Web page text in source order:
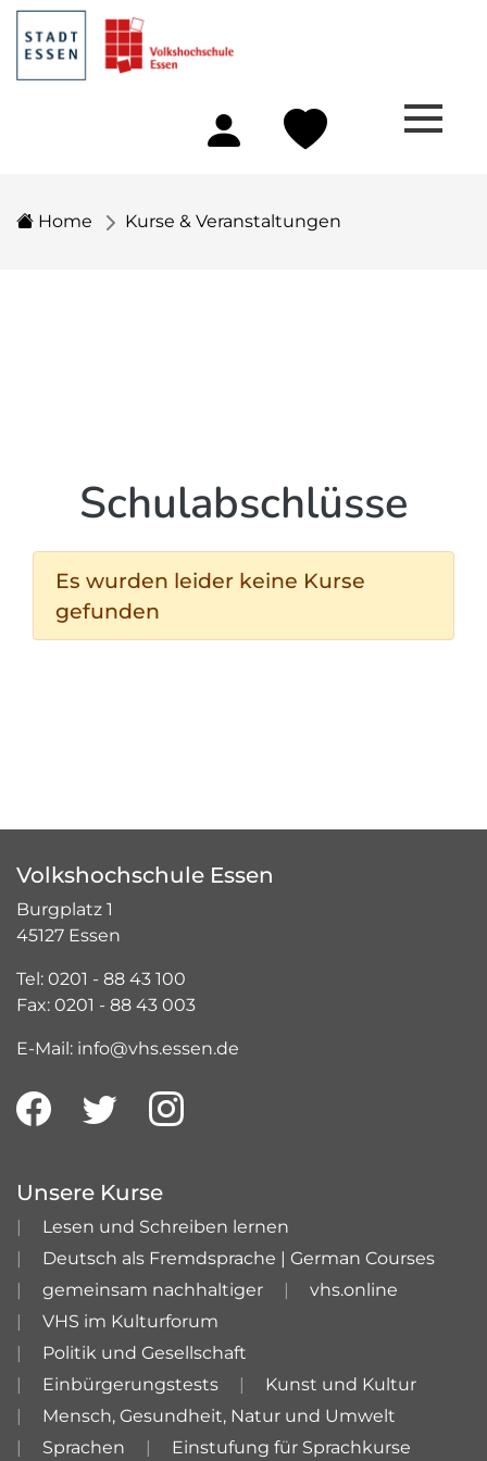
Home Kurse & Veranstaltungen
Schulabschlüsse
Es wurden leider keine Kurse
gefunden
Volkshochschule Essen
Burgplatz 1
45127 Essen
Tel: 0201 - 88 43 100
Fax: 0201 - 88 43 003
E-Mail: info@vhs.essen.de
Unsere Kurse
Lesen und Schreiben lernen
Deutsch als Fremdsprache | German Courses
gemeinsam nachhaltiger
vhs.online
VHS im Kulturforum
Politik und Gesellschaft
Einbürgerungstests
Kunst und Kultur
Mensch, Gesundheit, Natur und Umwelt
Sprachen
Einstufung für Sprachkurse